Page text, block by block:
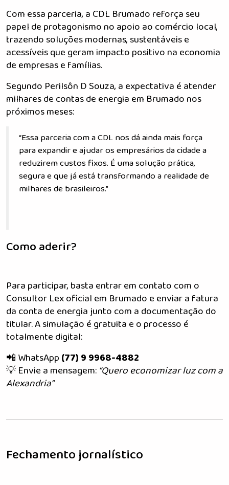
Com essa parceria, a CDL Brumado reforça seu
papel de protagonismo no apoio ao comércio local,
trazendo soluções modernas, sustentáveis e
acessíveis que geram impacto positivo na economia
de empresas e famílias.
Segundo Perilsôn D Souza, a expectativa é atender
milhares de contas de energia em Brumado nos
próximos meses:
“Essa parceria com a CDL nos dá ainda mais força
para expandir e ajudar os empresários da cidade a
reduzirem custos fixos. É uma solução prática,
segura e que já está transformando a realidade de
milhares de brasileiros.”
Como aderir?
Para participar, basta entrar em contato com o
Consultor Lex oficial em Brumado e enviar a fatura
da conta de energia junto com a documentação do
titular. A simulação é gratuita e o processo é
totalmente digital:
📲 WhatsApp(77) 9 9968-4882
💡 Envie a mensagem:“Quero economizar luz com a
Alexandria”
Fechamento jornalístico